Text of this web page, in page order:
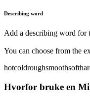
Describing word
Add a describing word for
You can choose from the
hotcoldroughsmoothsoft
Hvorfor bruke en